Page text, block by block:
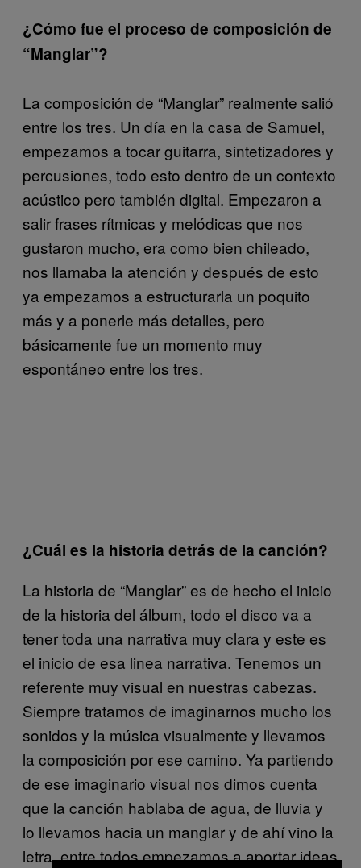
¿Cómo fue el proceso de composición de
“Manglar”?
La composición de “Manglar” realmente salió
entre los tres. Un día en la casa de Samuel,
empezamos a tocar guitarra, sintetizadores y
percusiones, todo esto dentro de un contexto
acústico pero también digital. Empezaron a
salir frases rítmicas y melódicas que nos
gustaron mucho, era como bien chileado,
nos llamaba la atención y después de esto
ya empezamos a estructurarla un poquito
más y a ponerle más detalles, pero
básicamente fue un momento muy
espontáneo entre los tres.
¿Cuál es la historia detrás de la canción?
La historia de “Manglar” es de hecho el inicio
de la historia del álbum, todo el disco va a
tener toda una narrativa muy clara y este es
el inicio de esa linea narrativa. Tenemos un
referente muy visual en nuestras cabezas.
Siempre tratamos de imaginarnos mucho los
sonidos y la música visualmente y llevamos
la composición por ese camino. Ya partiendo
de ese imaginario visual nos dimos cuenta
que la canción hablaba de agua, de lluvia y
lo llevamos hacia un manglar y de ahí vino la
letra, entre todos empezamos a aportar ideas